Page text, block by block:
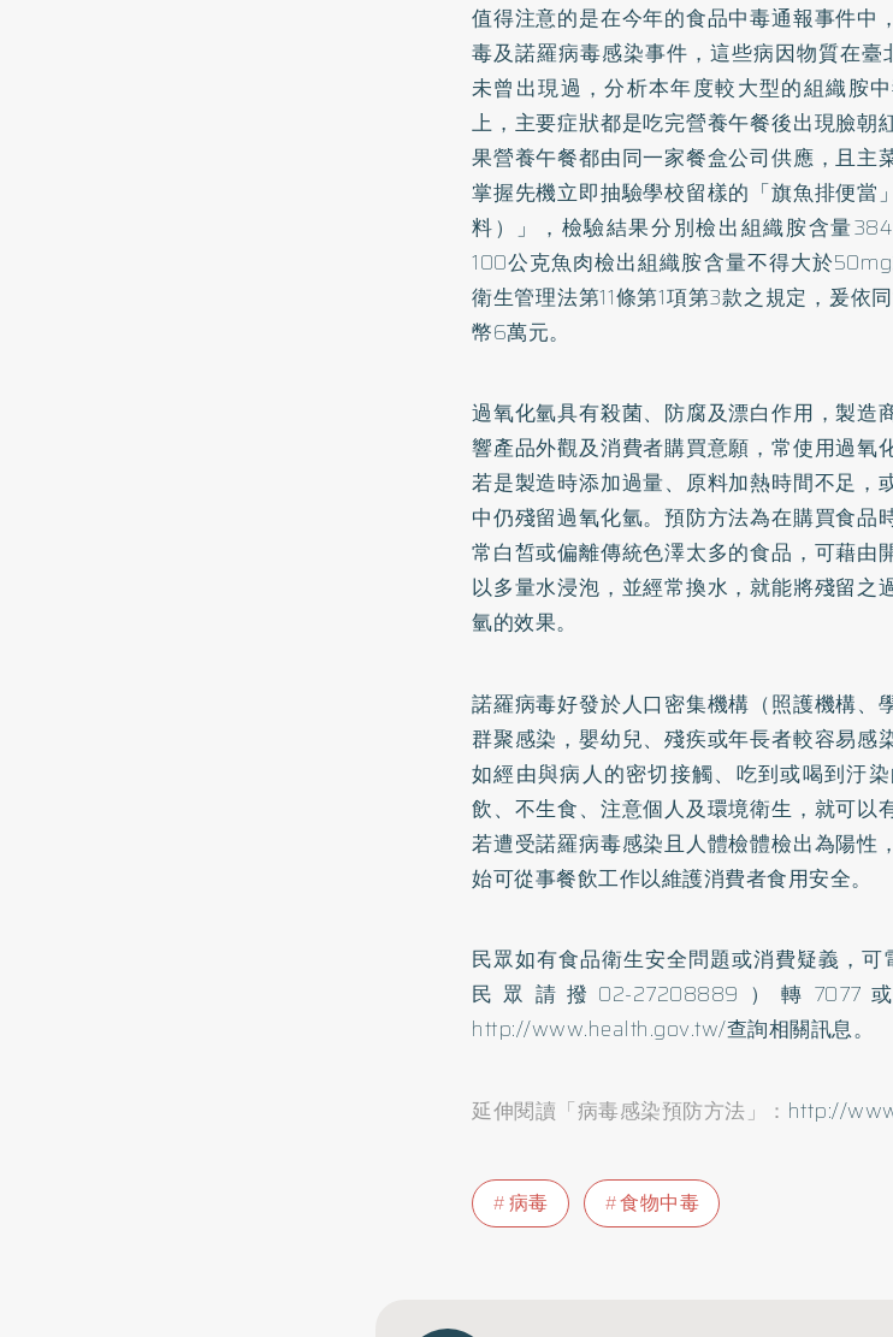
值得注意的是在今年的食品中毒通報事件中
毒及諾羅病毒感染事件，這些病因物質在
未曾出現過，分析本年度較大型的組織胺
上，主要症狀都是吃完營養午餐後出現臉朝
果營養午餐都由同一家餐盒公司供應，且主
掌握先機立即抽驗學校留樣的「旗魚排便當
料）」，檢驗結果分別檢出組織胺含量
100公克魚肉檢出組織胺含量不得大於
衛生管理法第11條第1項第3款之規定，爰依
幣6萬元。
過氧化氫具有殺菌、防腐及漂白作用，製造
響產品外觀及消費者購買意願，常使用過氧
若是製造時添加過量、原料加熱時間不足，
中仍殘留過氧化氫。預防方法為在購買食品
常白皙或偏離傳統色澤太多的食品，可藉由
以多量水浸泡，並經常換水，就能將殘留之
氫的效果。
諾羅病毒好發於人口密集機構（照護機構、
群聚感染，嬰幼兒、殘疾或年長者較容易感
如經由與病人的密切接觸、吃到或喝到汙
飲、不生食、注意個人及環境衛生，就可以
若遭受諾羅病毒感染且人體檢體檢出為陽性
始可從事餐飲工作以維護消費者食用安全。
民眾如有食品衛生安全問題或消費疑義，
民眾請撥02-27208889）轉
http://www.health.gov.tw/查詢相關訊息。
延伸閱讀「病毒感染預防方法」： http://
病毒 食物中毒